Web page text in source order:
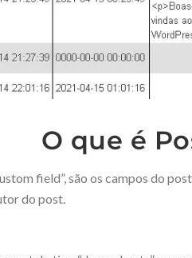
O que é
field”, são os campos do
do post.